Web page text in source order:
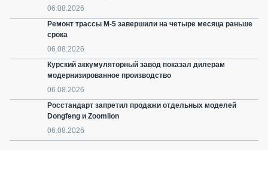
06.08.2026
Ремонт трассы М-5 завершили на четыре месяца раньше
срока
06.08.2026
Курский аккумуляторный завод показал дилерам
модернизированное производство
06.08.2026
Росстандарт запретил продажи отдельных моделей
Dongfeng и Zoomlion
06.08.2026